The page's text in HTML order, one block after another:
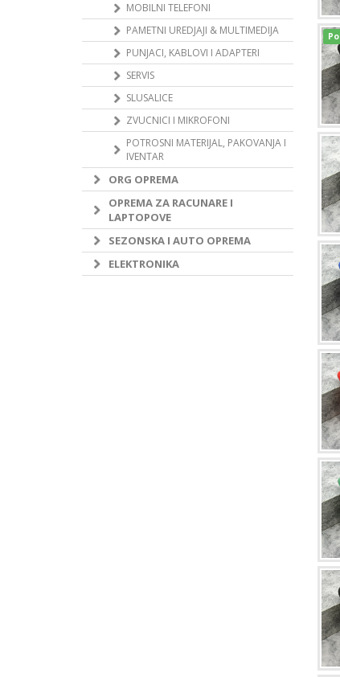
MOBILNI TELEFONI
PAMETNI UREDJAJI & MULTIMEDIJA
PUNJACI, KABLOVI I ADAPTERI
SERVIS
SLUSALICE
ZVUCNICI I MIKROFONI
POTROSNI MATERIJAL, PAKOVANJA I
IVENTAR
ORG OPREMA
OPREMA ZA RACUNARE I
LAPTOPOVE
SEZONSKA I AUTO OPREMA
ELEKTRONIKA